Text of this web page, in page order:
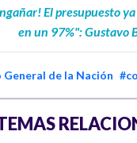
El presupuesto
en un 97%": Gustavo
de la Nación